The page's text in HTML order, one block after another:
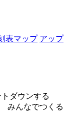
表マップ アップ
ダウンする
みんなでつくる